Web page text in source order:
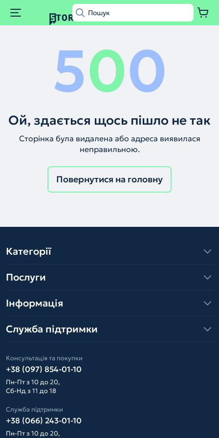
500
Ой, здається щось пішло не так
Сторінка була видалена або адреса виявилася
неправильною.
Повернутися на головну
Категорії
Послуги
Інформація
Служба підтримки
Консультація та покупки
+38 (097) 854-01-10
Пн-Пт з 10 до 20,
Сб-Нд з 11 до 18
Служба підтримки
+38 (066) 243-01-10
Пн-Пт з 10 до 20,